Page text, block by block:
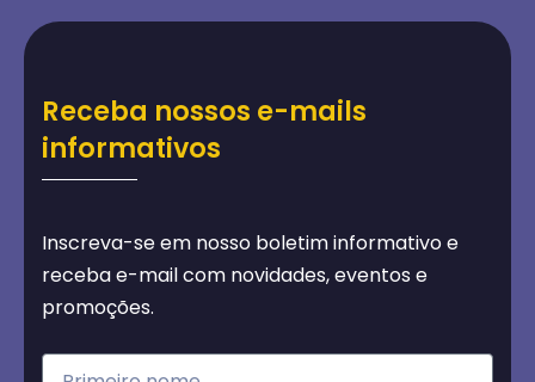
Receba nossos e-mails
informativos
Inscreva-se em nosso boletim informativo e
receba e-mail com novidades, eventos e
promoções.